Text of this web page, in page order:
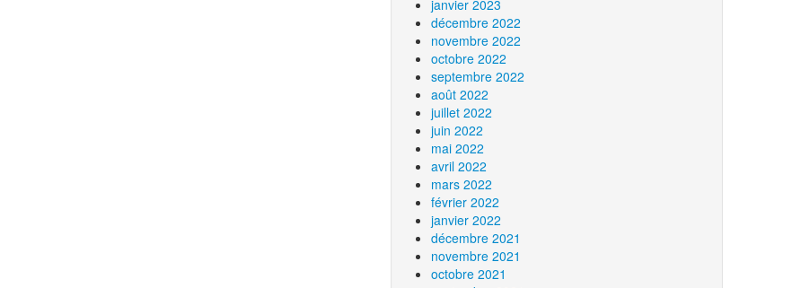
janvier 2023
décembre 2022
novembre 2022
octobre 2022
septembre 2022
août 2022
juillet 2022
juin 2022
mai 2022
avril 2022
mars 2022
février 2022
janvier 2022
décembre 2021
novembre 2021
octobre 2021